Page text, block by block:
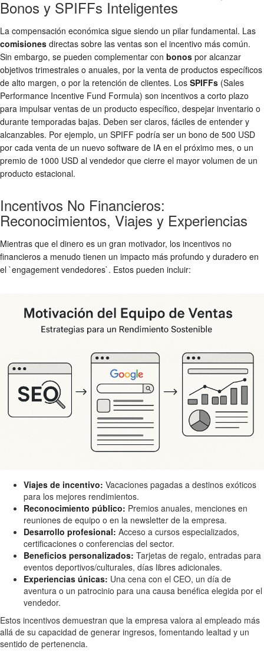
Bonos y SPIFFs Inteligentes
La compensación económica sigue siendo un pilar fundamental. Las
comisiones directas sobre las ventas son el incentivo más común.
Sin embargo, se pueden complementar con bonos por alcanzar
objetivos trimestrales o anuales, por la venta de productos específicos
de alto margen, o por la retención de clientes. Los SPIFFs (Sales
Performance Incentive Fund Formula) son incentivos a corto plazo
para impulsar ventas de un producto específico, despejar inventario o
durante temporadas bajas. Deben ser claros, fáciles de entender y
alcanzables. Por ejemplo, un SPIFF podría ser un bono de 500 USD
por cada venta de un nuevo software de IA en el próximo mes, o un
premio de 1000 USD al vendedor que cierre el mayor volumen de un
producto estacional.
Incentivos No Financieros:
Reconocimientos, Viajes y Experiencias
Mientras que el dinero es un gran motivador, los incentivos no
financieros a menudo tienen un impacto más profundo y duradero en
el `engagement vendedores`. Estos pueden incluir:
Viajes de incentivo: Vacaciones pagadas a destinos exóticos
para los mejores rendimientos.
Reconocimiento público: Premios anuales, menciones en
reuniones de equipo o en la newsletter de la empresa.
Desarrollo profesional: Acceso a cursos especializados,
certificaciones o conferencias del sector.
Beneficios personalizados: Tarjetas de regalo, entradas para
eventos deportivos/culturales, días libres adicionales.
Experiencias únicas: Una cena con el CEO, un día de
aventura o un patrocinio para una causa benéfica elegida por el
vendedor.
Estos incentivos demuestran que la empresa valora al empleado más
allá de su capacidad de generar ingresos, fomentando lealtad y un
sentido de pertenencia.